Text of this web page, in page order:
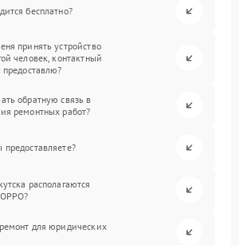
бесплатно?
принять устройство
человек, контактный
предоставлю?
обратную связь в
ремонтных работ?
располагаются
для юридических